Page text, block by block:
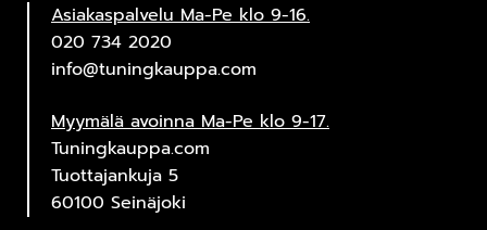
Asiakaspalvelu Ma-Pe klo 9-16.
020 734 2020
info@tuningkauppa.com
Myymälä avoinna Ma-Pe klo 9-17.
Tuningkauppa.com
Tuottajankuja 5
60100 Seinäjoki